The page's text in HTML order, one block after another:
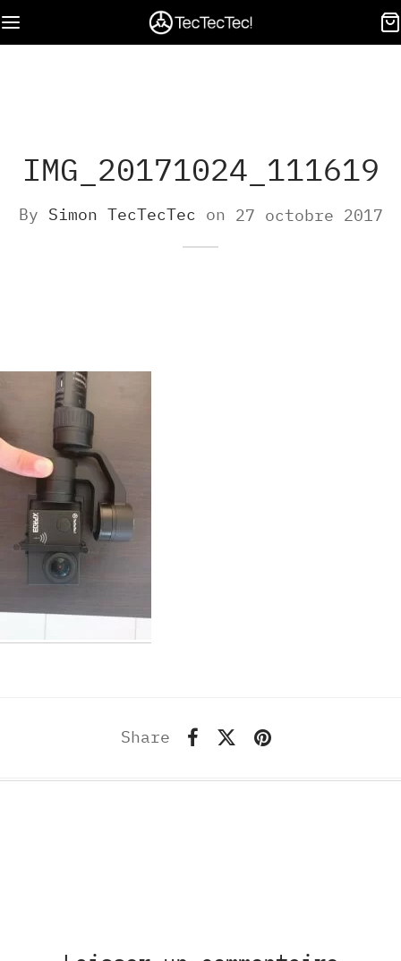
IMG_20171024_111619
By Simon TecTecTec on 27 octobre 2017
Share